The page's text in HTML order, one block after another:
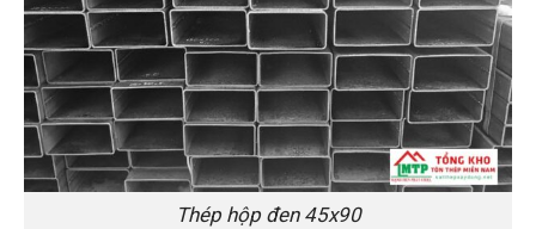
Thép hộp đen 45x90